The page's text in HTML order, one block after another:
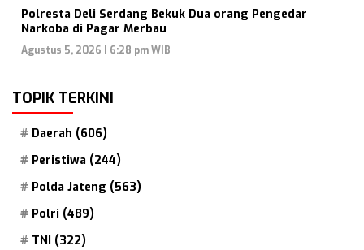
Polresta Deli Serdang Bekuk Dua orang Pengedar
Narkoba di Pagar Merbau
Agustus 5, 2026 | 6:28 pm WIB
TOPIK TERKINI
Daerah (606)
Peristiwa (244)
Polda Jateng (563)
Polri (489)
TNI (322)